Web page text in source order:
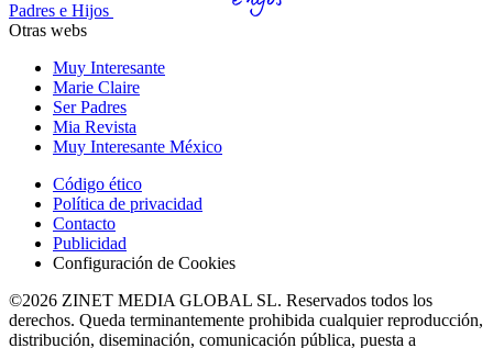
Padres e Hijos
Otras webs
Muy Interesante
Marie Claire
Ser Padres
Mia Revista
Muy Interesante México
Código ético
Política de privacidad
Contacto
Publicidad
Configuración de Cookies
©2026 ZINET MEDIA GLOBAL SL. Reservados todos los
derechos. Queda terminantemente prohibida cualquier reproducción,
distribución, diseminación, comunicación pública, puesta a